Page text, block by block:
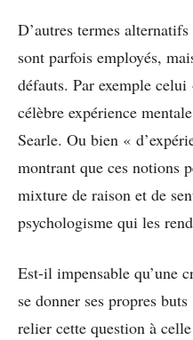
D’autres termes
sont parfois employés,
défauts. Par exemple
célèbre expérience
Searle. Ou bien «
montrant que ces notions
mixture de raison et de
psychologisme qui les
Est-il impensable qu’une
se donner ses propres
relier cette question à